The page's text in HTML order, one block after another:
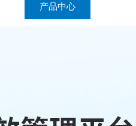
产品中心